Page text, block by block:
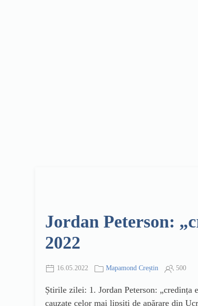
Jordan Peterson:
2022
16.05.2022 Mapamond Creștin 500
Știrile zilei: 1. Jordan Peterson:
cauzate celor mai lipsiți de apărare din